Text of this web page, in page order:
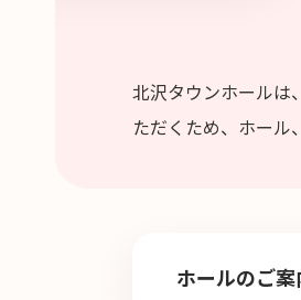
北沢タウンホールは
ただくため、ホール
ホールのご案